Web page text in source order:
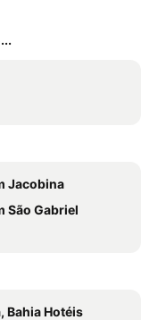
Jacobina
São Gabriel
Bahia Hotéis